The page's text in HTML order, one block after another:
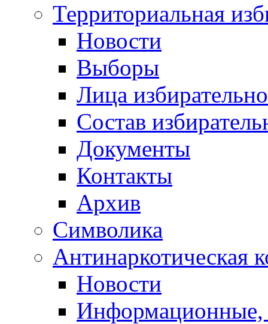
Территориальная
Новости
Выборы
Лица
Состав
Документы
Контакты
Архив
Символика
Антинаркотическая
Новости
Информационные,